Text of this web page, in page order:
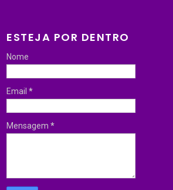
ESTEJA POR DENTRO
Nome
Email*
Mensagem*